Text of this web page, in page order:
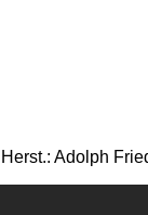
Adolph